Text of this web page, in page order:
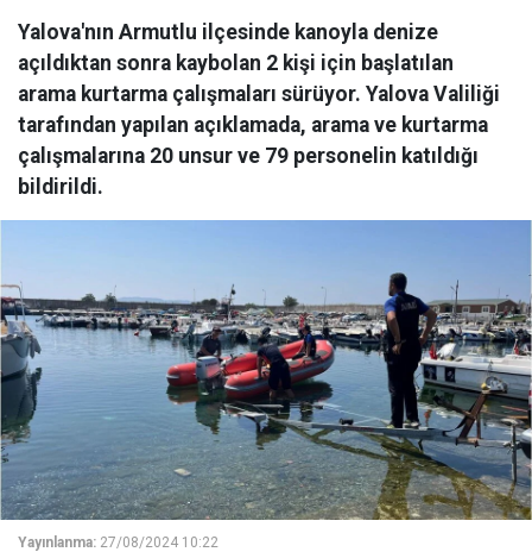
Yalova'nın Armutlu ilçesinde kanoyla denize
açıldıktan sonra kaybolan 2 kişi için başlatılan
arama kurtarma çalışmaları sürüyor. Yalova Valiliği
tarafından yapılan açıklamada, arama ve kurtarma
çalışmalarına 20 unsur ve 79 personelin katıldığı
bildirildi.
Yayınlanma: 27/08/2024 10:22